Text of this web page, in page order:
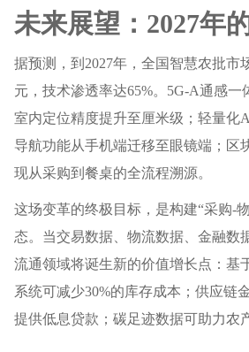
未来展望：2027年
据预测，到2027年，全国智慧农批市
元，技术渗透率达65%。5G-A通感一
室内定位精度提升至厘米级；轻量化
导航功能从手机端迁移至眼镜端；区
现从采购到餐桌的全流程溯源。
这场变革的终极目标，是构建“采购-
态。当交易数据、物流数据、金融数
流通领域将诞生新的价值增长点：基
系统可减少30%的库存成本；供应链
提供低息贷款；碳足迹数据可助力农